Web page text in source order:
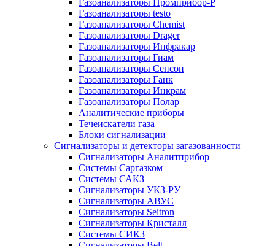
Газоанализаторы Промприбор-Р
Газоанализаторы testo
Газоанализаторы Chemist
Газоанализаторы Drager
Газоанализаторы Инфракар
Газоанализаторы Гиам
Газоанализаторы Сенсон
Газоанализаторы Ганк
Газоанализаторы Инкрам
Газоанализаторы Полар
Аналитические приборы
Течеискатели газа
Блоки сигнализации
Сигнализаторы и детекторы загазованности
Сигнализаторы Аналитприбор
Системы Саргазком
Системы САКЗ
Сигнализаторы УКЗ-РУ
Сигнализаторы АВУС
Сигнализаторы Seitron
Сигнализаторы Кристалл
Системы СИКЗ